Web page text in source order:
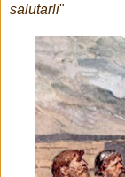
salutarli"